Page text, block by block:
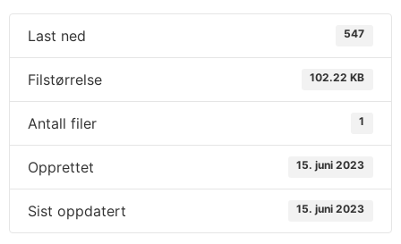
Last ned 547
Filstørrelse 102.22 KB
Antall filer 1
Opprettet 15. juni 2023
Sist oppdatert 15. juni 2023